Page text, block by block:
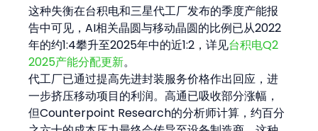
这种失衡在台积电和三星代工厂发布的季度产能报
告中可见，AI相关晶圆与移动晶圆的比例已从2022
年的约1:4攀升至2025年中的近1:2，详见台积电Q2
2025产能分配更新。
代工厂已通过提高先进封装服务价格作出回应，进
一步挤压移动项目的利润。高通已吸收部分涨幅，
但Counterpoint Research的分析师计算，约百分